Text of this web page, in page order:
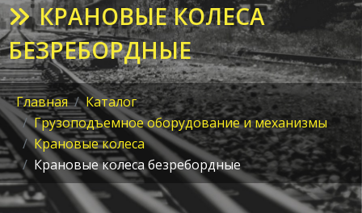
КРАНОВЫЕ КОЛЕСА
БЕЗРЕБОРДНЫЕ
Главная
Каталог
Грузоподъемное оборудование и механизмы
Крановые колеса
Крановые колеса безребордные